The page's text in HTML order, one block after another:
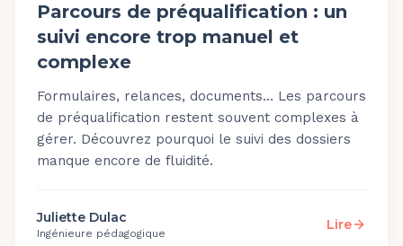
Parcours de préqualification : un
suivi encore trop manuel et
complexe
Formulaires, relances, documents… Les parcours
de préqualification restent souvent complexes à
gérer. Découvrez pourquoi le suivi des dossiers
manque encore de fluidité.
Juliette Dulac
Ingénieure pédagogique
Lire